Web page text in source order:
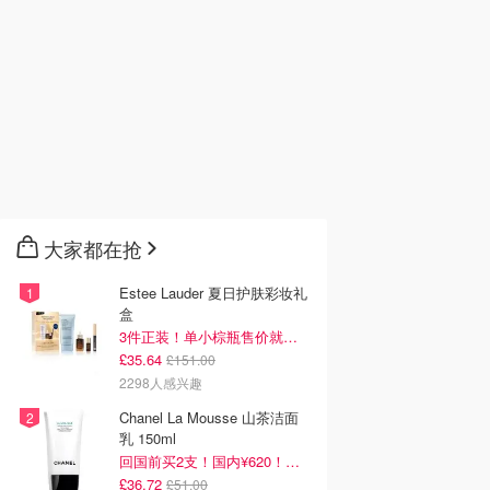
大家都在抢
Estee Lauder 夏日护肤彩妆礼
盒
3件正装！单小棕瓶售价就要£65！
£35.64 £151.00
2298人感兴趣
Chanel La Mousse 山茶洁面
乳 150ml
回国前买2支！国内¥620！立省近一半！
£36.72 £51.00